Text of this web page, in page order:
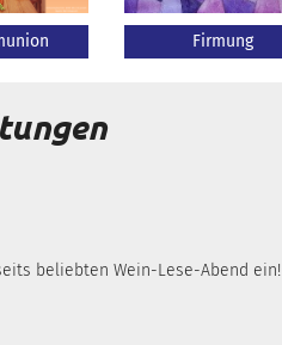
Firmung
beliebten Wein-Lese-Abend ein!